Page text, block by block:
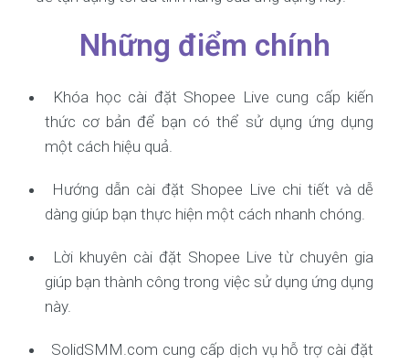
Những điểm chính
Khóa học cài đặt Shopee Live cung cấp kiến
thức cơ bản để bạn có thể sử dụng ứng dụng
một cách hiệu quả.
Hướng dẫn cài đặt Shopee Live chi tiết và dễ
dàng giúp bạn thực hiện một cách nhanh chóng.
Lời khuyên cài đặt Shopee Live từ chuyên gia
giúp bạn thành công trong việc sử dụng ứng dụng
này.
SolidSMM.com cung cấp dịch vụ hỗ trợ cài đặt